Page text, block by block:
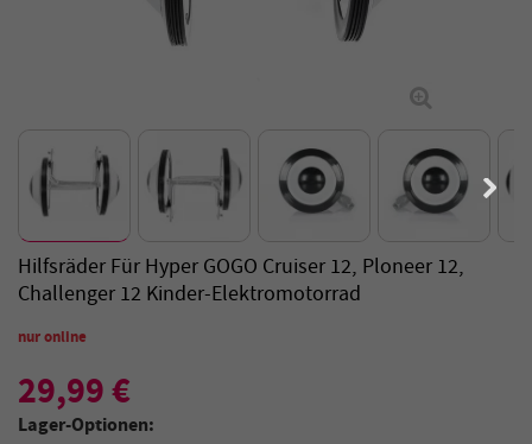
Hilfsräder Für Hyper GOGO Cruiser 12, Ploneer 12,
Challenger 12 Kinder-Elektromotorrad
nur online
29,99 €
Lager-Optionen: